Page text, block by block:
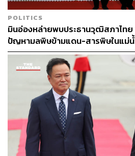
POLITICS
มินอ่องหล่ายพบประธานวุฒิสภาไท
ปัญหามลพิษข้ามแดน-สารพิษในแม่